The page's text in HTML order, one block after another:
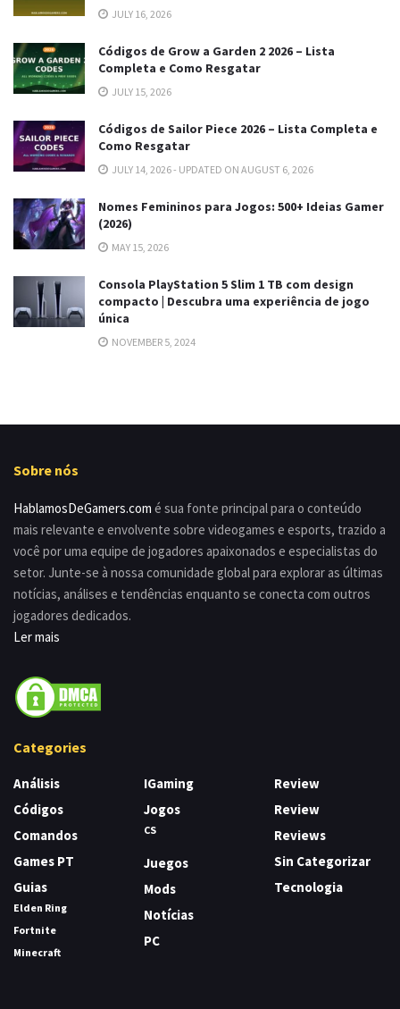
JULY 16, 2026
Códigos de Grow a Garden 2 2026 – Lista
Completa e Como Resgatar
JULY 15, 2026
Códigos de Sailor Piece 2026 – Lista Completa e
Como Resgatar
JULY 14, 2026 - UPDATED ON AUGUST 6, 2026
Nomes Femininos para Jogos: 500+ Ideias Gamer
(2026)
MAY 15, 2026
Consola PlayStation 5 Slim 1 TB com design
compacto | Descubra uma experiência de jogo
única
NOVEMBER 5, 2024
Sobre nós
HablamosDeGamers.com é sua fonte principal para o conteúdo
mais relevante e envolvente sobre videogames e esports, trazido a
você por uma equipe de jogadores apaixonados e especialistas do
setor. Junte-se à nossa comunidade global para explorar as últimas
notícias, análises e tendências enquanto se conecta com outros
jogadores dedicados.
Ler mais
Categories
Análisis
Códigos
Comandos
Games PT
Guias
Elden Ring
Fortnite
Minecraft
IGaming
Jogos
CS
Juegos
Mods
Notícias
PC
Review
Review
Reviews
Sin Categorizar
Tecnologia